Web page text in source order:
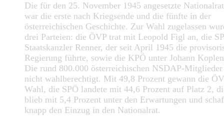
Die für den 25. November 1945 angesetzte
war die erste nach Kriegsende und die fünfte in der
österreichischen Geschichte. Zur Wahl zugelassen
drei Parteien: die ÖVP trat mit Leopold Figl an, die
Staatskanzler Renner, der seit April 1945 die
Regierung führte, sowie die KPÖ unter Johann
Die rund 800.000 österreichischen NSDAP-
nicht wahlberechtigt. Mit 49,8 Prozent gewann die
Wahl, die SPÖ landete mit 44,6 Prozent auf Platz 2,
blieb mit 5,4 Prozent unter den Erwartungen und
knapp den Einzug in den Nationalrat.